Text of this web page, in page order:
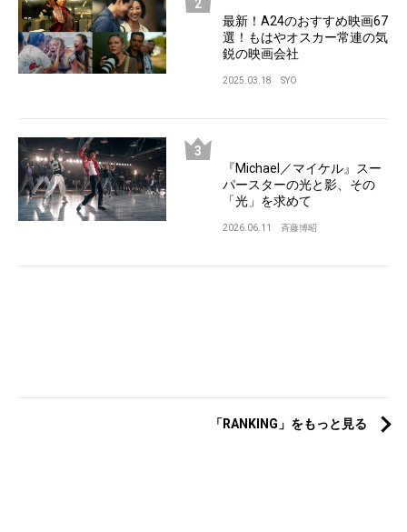
最新！A24のおすすめ映画67
選！もはやオスカー常連の気
鋭の映画会社
2025.03.18 SYO
『Michael／マイケル』スー
パースターの光と影、その
「光」を求めて
2026.06.11 斉藤博昭
「RANKING」をもっと見る